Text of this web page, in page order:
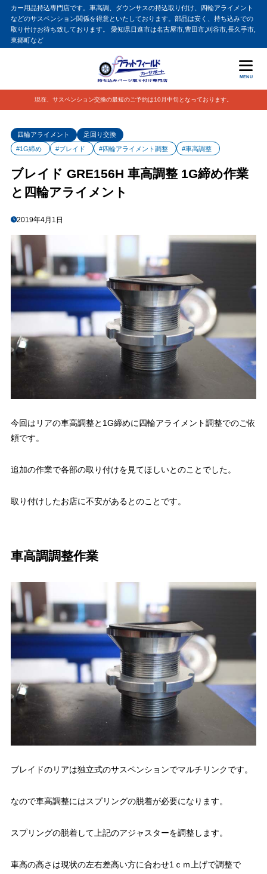
カー用品持込専門店です。車高調、ダウンサスの持込取り付け、四輪アライメント
などのサスペンション関係を得意といたしております。部品は安く、持ち込みでの
取り付けお待ち致しております。 愛知県日進市は名古屋市,豊田市,刈谷市,長久手市,
東郷町など
MENU
現在、サスペンション交換の最短のご予約は10月中旬となっております。
四輪アライメント
足回り交換
#1G締め
#ブレイド #四輪アライメント調整 #車高調整
ブレイド GRE156H 車高調整 1G締め作業
と四輪アライメント
2019年4月1日
今回はリアの車高調整と1G締めに四輪アライメント調整でのご依
頼です。
追加の作業で各部の取り付けを見てほしいとのことでした。
取り付けしたお店に不安があるとのことです。
車高調調整作業
ブレイドのリアは独立式のサスペンションでマルチリンクです。
なので車高調整にはスプリングの脱着が必要になります。
スプリングの脱着して上記のアジャスターを調整します。
車高の高さは現状の左右差高い方に合わせ1ｃｍ上げで調整で